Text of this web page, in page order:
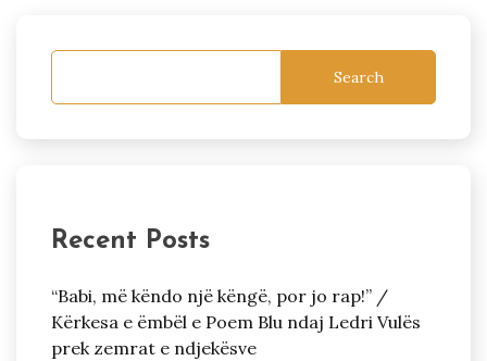
Search
Recent Posts
“Babi, më këndo një këngë, por jo rap!” /
Kërkesa e ëmbël e Poem Blu ndaj Ledri Vulës
prek zemrat e ndjekësve